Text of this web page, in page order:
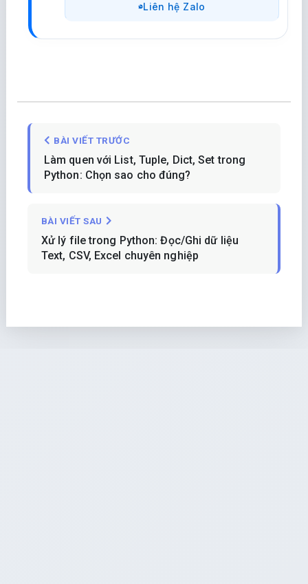
Liên hệ Zalo
BÀI VIẾT TRƯỚC
Làm quen với List, Tuple, Dict, Set trong
Python: Chọn sao cho đúng?
BÀI VIẾT SAU
Xử lý file trong Python: Đọc/Ghi dữ liệu
Text, CSV, Excel chuyên nghiệp